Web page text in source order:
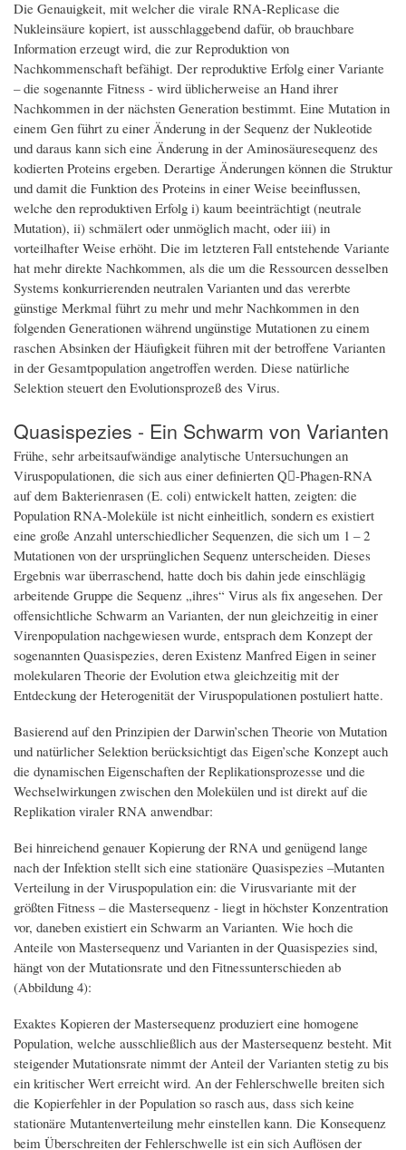
Die Genauigkeit, mit welcher die virale RNA-Replicase die
Nukleinsäure kopiert, ist ausschlaggebend dafür, ob brauchbare
Information erzeugt wird, die zur Reproduktion von
Nachkommenschaft befähigt. Der reproduktive Erfolg einer Variante
– die sogenannte Fitness - wird üblicherweise an Hand ihrer
Nachkommen in der nächsten Generation bestimmt. Eine Mutation in
einem Gen führt zu einer Änderung in der Sequenz der Nukleotide
und daraus kann sich eine Änderung in der Aminosäuresequenz des
kodierten Proteins ergeben. Derartige Änderungen können die Struktur
und damit die Funktion des Proteins in einer Weise beeinflussen,
welche den reproduktiven Erfolg i) kaum beeinträchtigt (neutrale
Mutation), ii) schmälert oder unmöglich macht, oder iii) in
vorteilhafter Weise erhöht. Die im letzteren Fall entstehende Variante
hat mehr direkte Nachkommen, als die um die Ressourcen desselben
Systems konkurrierenden neutralen Varianten und das vererbte
günstige Merkmal führt zu mehr und mehr Nachkommen in den
folgenden Generationen während ungünstige Mutationen zu einem
raschen Absinken der Häufigkeit führen mit der betroffene Varianten
in der Gesamtpopulation angetroffen werden. Diese natürliche
Selektion steuert den Evolutionsprozeß des Virus.
Quasispezies - Ein Schwarm von Varianten
Frühe, sehr arbeitsaufwändige analytische Untersuchungen an
Viruspopulationen, die sich aus einer definierten Q-Phagen-RNA
auf dem Bakterienrasen (E. coli) entwickelt hatten, zeigten: die
Population RNA-Moleküle ist nicht einheitlich, sondern es existiert
eine große Anzahl unterschiedlicher Sequenzen, die sich um 1 – 2
Mutationen von der ursprünglichen Sequenz unterscheiden. Dieses
Ergebnis war überraschend, hatte doch bis dahin jede einschlägig
arbeitende Gruppe die Sequenz „ihres“ Virus als fix angesehen. Der
offensichtliche Schwarm an Varianten, der nun gleichzeitig in einer
Virenpopulation nachgewiesen wurde, entsprach dem Konzept der
sogenannten Quasispezies, deren Existenz Manfred Eigen in seiner
molekularen Theorie der Evolution etwa gleichzeitig mit der
Entdeckung der Heterogenität der Viruspopulationen postuliert hatte.
Basierend auf den Prinzipien der Darwin’schen Theorie von Mutation
und natürlicher Selektion berücksichtigt das Eigen’sche Konzept auch
die dynamischen Eigenschaften der Replikationsprozesse und die
Wechselwirkungen zwischen den Molekülen und ist direkt auf die
Replikation viraler RNA anwendbar:
Bei hinreichend genauer Kopierung der RNA und genügend lange
nach der Infektion stellt sich eine stationäre Quasispezies –Mutanten
Verteilung in der Viruspopulation ein: die Virusvariante mit der
größten Fitness – die Mastersequenz - liegt in höchster Konzentration
vor, daneben existiert ein Schwarm an Varianten. Wie hoch die
Anteile von Mastersequenz und Varianten in der Quasispezies sind,
hängt von der Mutationsrate und den Fitnessunterschieden ab
(Abbildung 4):
Exaktes Kopieren der Mastersequenz produziert eine homogene
Population, welche ausschließlich aus der Mastersequenz besteht. Mit
steigender Mutationsrate nimmt der Anteil der Varianten stetig zu bis
ein kritischer Wert erreicht wird. An der Fehlerschwelle breiten sich
die Kopierfehler in der Population so rasch aus, dass sich keine
stationäre Mutantenverteilung mehr einstellen kann. Die Konsequenz
beim Überschreiten der Fehlerschwelle ist ein sich Auflösen der